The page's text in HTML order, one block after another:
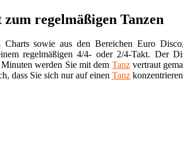
regelmäßigen Tanzen
sowie aus den Bereichen Euro
regelmäßigen 4/4- oder 2/4-Takt. Der
werden Sie mit dem Tanzvertraut
dass Sie sich nur auf einen Tanz